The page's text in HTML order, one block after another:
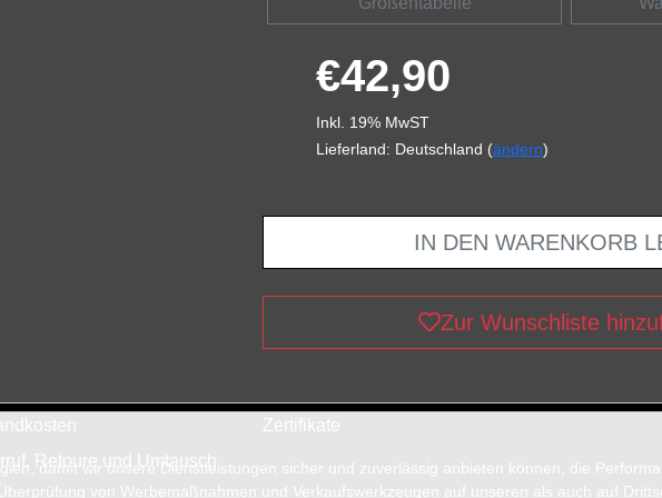
€42,90
Inkl. 19% MwST
Lieferland: Deutschland (ändern)
IN DEN WARENKORB
Zur Wunschliste
Retoure und Umtausch
Zertifikate
damit wir unsere Dienstleistungen sicher und zuverlässig anbieten können, die
von Werbemaßnahmen und Verkaufswerkzeugen auf unseren als auch auf